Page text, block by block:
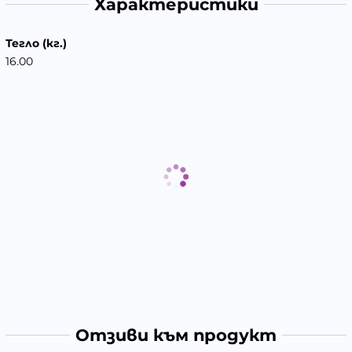
Характеристики
Тегло (кг.)
16.00
Отзиви към продукт